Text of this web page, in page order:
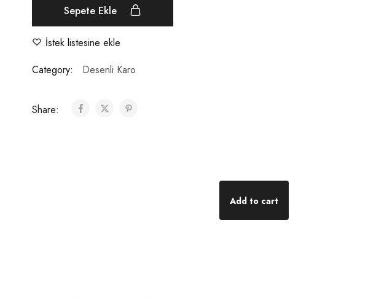
Sepete Ekle
İstek listesine ekle
Category:
Desenli Karo
Share:
Add to cart